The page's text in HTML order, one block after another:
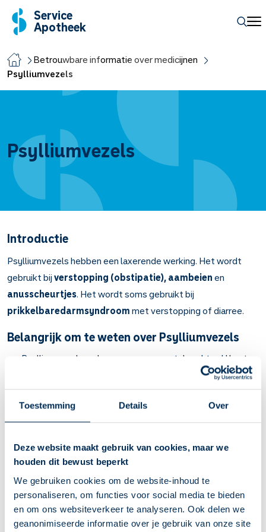
Toestemming Details Over
Deze website maakt gebruik van cookies, maar we
houden dit bewust beperkt
We gebruiken cookies om de website-inhoud te
personaliseren, om functies voor social media te bieden
en om ons websiteverkeer te analyseren. Ook delen we
geanonimiseerde informatie over je gebruik van onze site
Service
Apotheek
Betrouwbare informatie over medicijnen
Psylliumvezels
Psylliumvezels
Introductie
Psylliumvezels hebben een laxerende werking. Het wordt
gebruikt bijverstopping (obstipatie), aambeienen
anusscheurtjes. Het wordt soms gebruikt bij
prikkelbaredarmsyndroommet verstopping of diarree.
Belangrijk om te weten over Psylliumvezels
Psylliumvezels maken uw poep meestal zachter. U kunt
Bij verstopping en bij aambeien of anusscheurtjes door
harde ontlasting. Soms bij prikkelbaredarmsyndroom met
naar het toilet kunt en dat het minder pijn doet bij het
poepen. Het kan een paar weken duren voordat aambeien
Bij verstopping, aambeien of anusscheurtjes: gebruik 1,5
tot 2 liter vocht per dag.
Neem de psylliumvezels NIET vlak voor het slapen gaan
in. U heeft dan namelijk meer kans op darmafsluiting.